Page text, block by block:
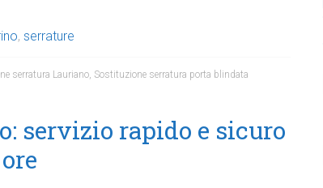
, serrature
serratura Lauriano, Sostituzione serratura porta blindata
servizio rapido e sicuro